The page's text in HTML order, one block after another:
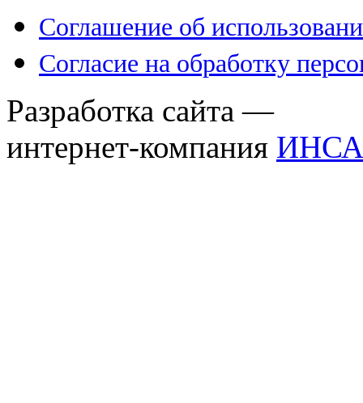
Соглашение об
Согласие на обработку
Разработка сайта —
интернет-компания